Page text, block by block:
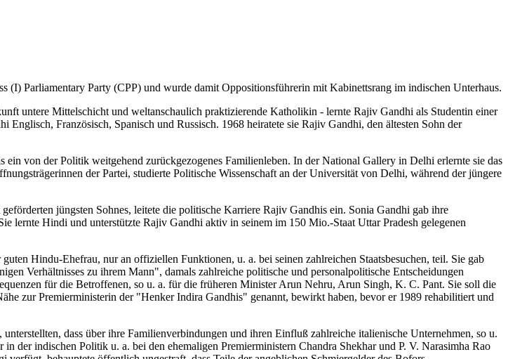
(I) Parliamentary Party (CPP) und wurde damit Oppositionsführerin mit Kabinettsrang im indischen Unterhaus.
untere Mittelschicht und weltanschaulich praktizierende Katholikin - lernte Rajiv Gandhi als Studentin einer
Französisch, Spanisch und Russisch. 1968 heiratete sie Rajiv Gandhi, den ältesten Sohn der
von der Politik weitgehend zurückgezogenes Familienleben. In der National Gallery in Delhi erlernte sie das
der Partei, studierte Politische Wissenschaft an der Universität von Delhi, während der jüngere
jüngsten Sohnes, leitete die politische Karriere Rajiv Gandhis ein. Sonia Gandhi gab ihre
lernte Hindi und unterstützte Rajiv Gandhi aktiv in seinem im 150 Mio.-Staat Uttar Pradesh gelegenen
Hindu-Ehefrau, nur an offiziellen Funktionen, u. a. bei seinen zahlreichen Staatsbesuchen, teil. Sie gab
Verhältnisses zu ihrem Mann", damals zahlreiche politische und personalpolitische Entscheidungen
für die Betroffenen, so u. a. für die früheren Minister Arun Nehru, Arun Singh, K. C. Pant. Sie soll die
zur Premierministerin der "Henker Indira Gandhis" genannt, bewirkt haben, bevor er 1989 rehabilitiert und
dass über ihre Familienverbindungen und ihren Einfluß zahlreiche italienische Unternehmen, so u.
der indischen Politik u. a. bei den ehemaligen Premierministern Chandra Shekhar und P. V. Narasimha Rao